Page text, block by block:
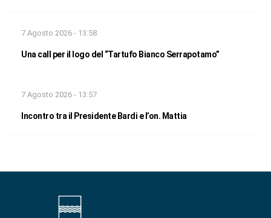
7 Agosto 2026 - 13:58
Una call per il logo del “Tartufo Bianco Serrapotamo”
7 Agosto 2026 - 13:57
Incontro tra il Presidente Bardi e l’on. Mattia